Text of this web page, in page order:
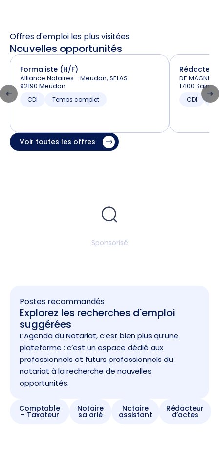
Offres d'emploi les plus visitées
Nouvelles opportunités
Formaliste (H/F)
Alliance Notaires - Meudon, SELAS
92190 Meudon
CDI Temps complet
Rédacteur
DE
17100
CDI
Voir toutes les offres
Sponsorisé
Postes recommandés
Explorez les recherches d'emploi
suggérées
L’Agenda du Notariat, c’est bien plus qu’une
plateforme : c’est un espace dédié aux
professionnels et futurs professionnels du
notariat à la recherche de nouvelles
opportunités.
Comptable
– Taxateur
Notaire
salarié
Notaire
assistant
Rédacteur
d’actes